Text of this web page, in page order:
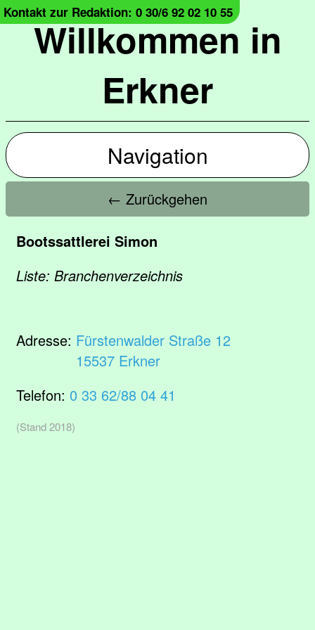
Willkommen in
Erkner
Kontakt zur Redaktion: 0 30/6 92 02 10 55
Navigation
← Zurückgehen
Bootssattlerei Simon
Liste: Branchenverzeichnis
Adresse: Fürstenwalder Straße 12
15537 Erkner
Telefon: 0 33 62/88 04 41
(Stand 2018)